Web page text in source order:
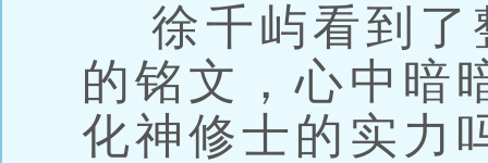
徐千屿看到了
的铭文，心中暗
化神修士的实力